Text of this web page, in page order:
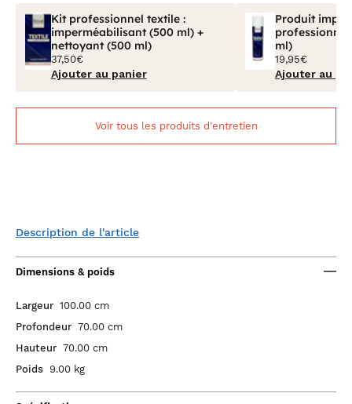
Kit professionnel textile :
imperméabilisant (500 ml) +
nettoyant (500 ml)
37,50€
Ajouter au panier
Produit
ml)
19,95€
Ajouter au
Voir tous les produits d'entretien
Description de l'article
Dimensions & poids
Largeur 100.00 cm
Profondeur 70.00 cm
Hauteur 70.00 cm
Poids 9.00 kg